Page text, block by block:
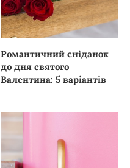
Романтичний сніданок
до дня святого
Валентина: 5 варіантів